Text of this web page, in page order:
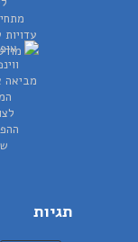
תגיות